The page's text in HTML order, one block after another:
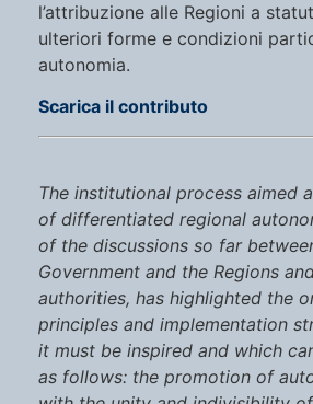
l’attribuzione alle Regioni a
ulteriori forme e condizioni
autonomia.
Scarica il contributo
The institutional process aimed
of differentiated regional
of the discussions so far
Government and the Regions
authorities, has highlighted the
principles and implementation
it must be inspired and which
as follows: the promotion of